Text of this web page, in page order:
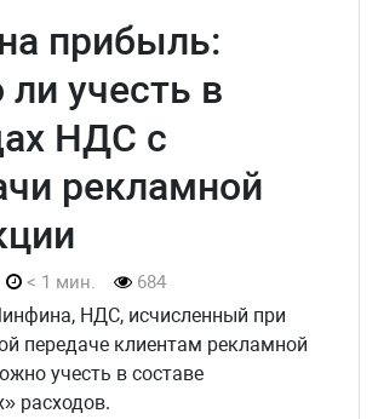
прибыль:
учесть в
НДС с
рекламной
< 1 мин. 684
НДС, исчисленный при
передаче клиентам рекламной
учесть в составе
расходов.